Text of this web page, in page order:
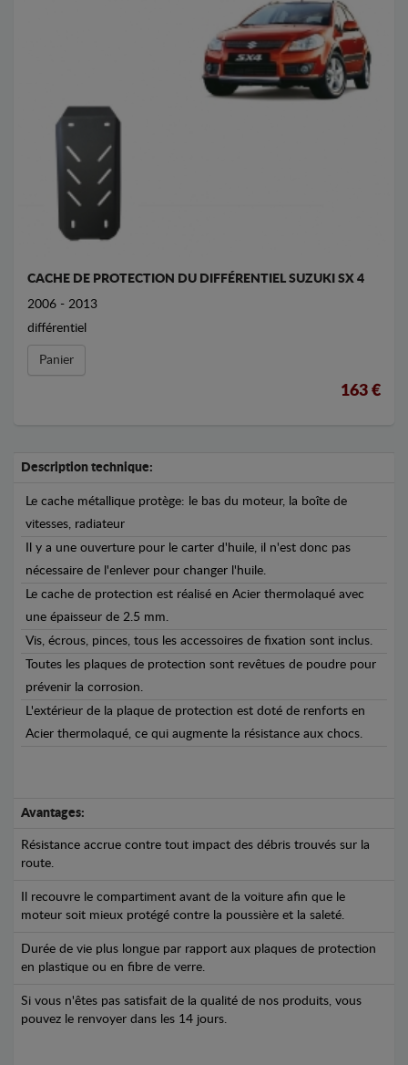
CACHE DE PROTECTION DU DIFFÉRENTIEL SUZUKI SX 4
2006 - 2013
différentiel
Panier
163 €
Description technique:
Le cache métallique protège: le bas du moteur, la boîte de
vitesses, radiateur
Il y a une ouverture pour le carter d'huile, il n'est donc pas
nécessaire de l'enlever pour changer l'huile.
Le cache de protection est réalisé en Acier thermolaqué avec
une épaisseur de 2.5 mm.
Vis, écrous, pinces, tous les accessoires de fixation sont inclus.
Toutes les plaques de protection sont revêtues de poudre pour
prévenir la corrosion.
L'extérieur de la plaque de protection est doté de renforts en
Acier thermolaqué, ce qui augmente la résistance aux chocs.
Avantages:
Résistance accrue contre tout impact des débris trouvés sur la
route.
Il recouvre le compartiment avant de la voiture afin que le
moteur soit mieux protégé contre la poussière et la saleté.
Durée de vie plus longue par rapport aux plaques de protection
en plastique ou en fibre de verre.
Si vous n'êtes pas satisfait de la qualité de nos produits, vous
pouvez le renvoyer dans les 14 jours.